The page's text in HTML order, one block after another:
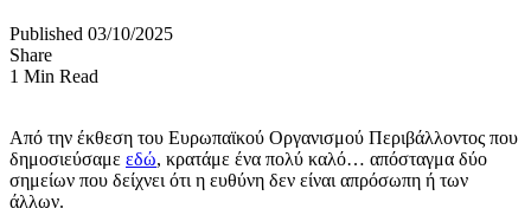
Published 03/10/2025
Share
1 Min Read
Από την έκθεση του Ευρωπαϊκού Οργανισμού Περιβάλλοντος που
δημοσιεύσαμε εδώ, κρατάμε ένα πολύ καλό… απόσταγμα δύο
σημείων που δείχνει ότι η ευθύνη δεν είναι απρόσωπη ή των
άλλων.